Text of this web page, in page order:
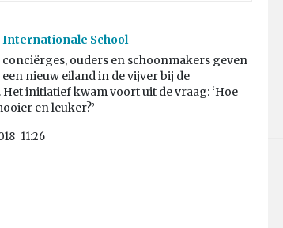
Internationale School
ouders en schoonmakers geven
nieuw eiland in de vijver bij de
initiatief kwam voort uit de vraag: ‘Hoe
en leuker?’
11:26